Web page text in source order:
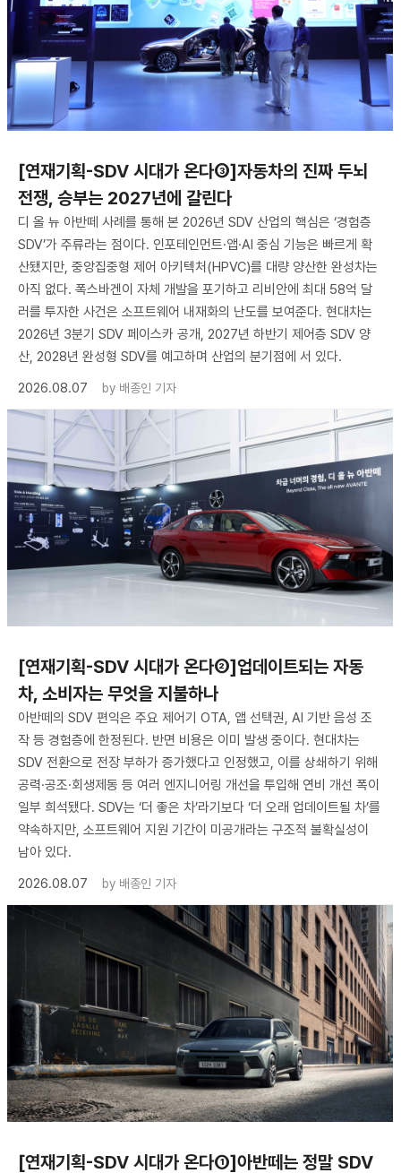
[연재기획-SDV 시대가 온다③]자동차의 진짜 두뇌
전쟁, 승부는 2027년에 갈린다
디 올 뉴 아반떼 사례를 통해 본 2026년 SDV 산업의 핵심은 ‘경험층
SDV’가 주류라는 점이다. 인포테인먼트·앱·AI 중심 기능은 빠르게 확
산됐지만, 중앙집중형 제어 아키텍처(HPVC)를 대량 양산한 완성차는
아직 없다. 폭스바겐이 자체 개발을 포기하고 리비안에 최대 58억 달
러를 투자한 사건은 소프트웨어 내재화의 난도를 보여준다. 현대차는
2026년 3분기 SDV 페이스카 공개, 2027년 하반기 제어층 SDV 양
산, 2028년 완성형 SDV를 예고하며 산업의 분기점에 서 있다.
2026.08.07
by 배종인 기자
[연재기획-SDV 시대가 온다②]업데이트되는 자동
차, 소비자는 무엇을 지불하나
아반떼의 SDV 편익은 주요 제어기 OTA, 앱 선택권, AI 기반 음성 조
작 등 경험층에 한정된다. 반면 비용은 이미 발생 중이다. 현대차는
SDV 전환으로 전장 부하가 증가했다고 인정했고, 이를 상쇄하기 위해
공력·공조·회생제동 등 여러 엔지니어링 개선을 투입해 연비 개선 폭이
일부 희석됐다. SDV는 ‘더 좋은 차’라기보다 ‘더 오래 업데이트될 차’를
약속하지만, 소프트웨어 지원 기간이 미공개라는 구조적 불확실성이
남아 있다.
2026.08.07
by 배종인 기자
[연재기획-SDV 시대가 온다①]아반떼는 정말 SDV